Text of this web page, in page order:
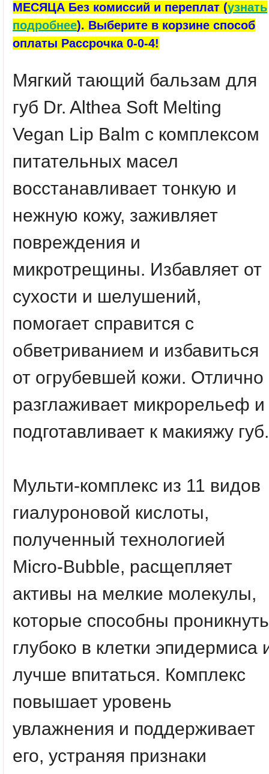
МЕСЯЦА Без комиссий и переплат (узнать
подробнее). Выберите в корзине способ
оплаты Рассрочка 0-0-4!
Мягкий тающий бальзам для
губ Dr. Althea Soft Melting
Vegan Lip Balm с комплексом
питательных масел
восстанавливает тонкую и
нежную кожу, заживляет
повреждения и
микротрещины. Избавляет от
сухости и шелушений,
помогает справится с
обветриванием и избавиться
от огрубевшей кожи. Отлично
разглаживает микрорельеф и
подготавливает к макияжу губ.
Мульти-комплекс из 11 видов
гиалуроновой кислоты,
полученный технологией
Micro-Bubble, расщепляет
активы на мелкие молекулы,
которые способны проникнуть
глубоко в клетки эпидермиса
лучше впитаться. Комплекс
повышает уровень
увлажнения и поддерживает
его, устраняя признаки